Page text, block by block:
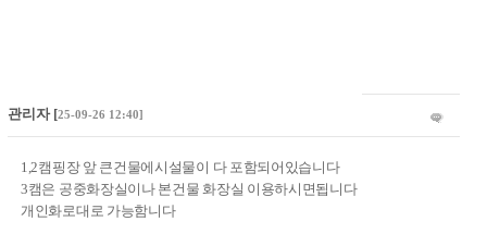
관리자[25-09-26 12:40]
1,2캠핑장 앞 큰건물에시설물이 다 포함되어있습니다
3캠은 공중화장실이나 본건물 화장실 이용하시면됩니다
개인화로대로 가능함니다